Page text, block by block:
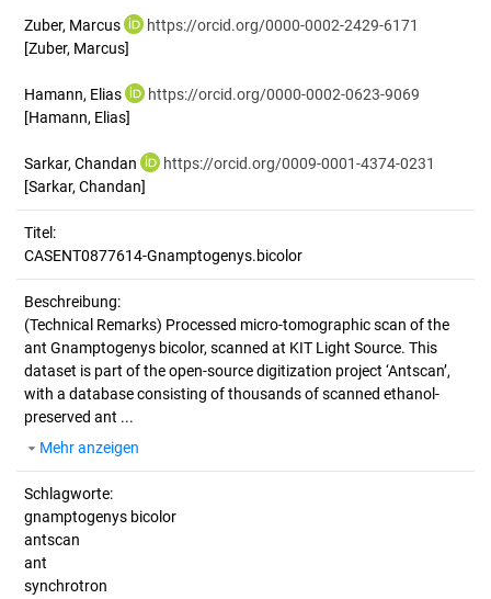
Zuber, Marcus
https://orcid.org/0000-0002-2429-6171
[Zuber, Marcus]
Hamann, Elias
https://orcid.org/0000-0002-0623-9069
[Hamann, Elias]
Sarkar, Chandan
https://orcid.org/0009-0001-4374-0231
[Sarkar, Chandan]
Titel:
CASENT0877614-Gnamptogenys.bicolor
Beschreibung:
(Technical Remarks) Processed micro-tomographic scan of the
ant Gnamptogenys bicolor, scanned at KIT Light Source. This
dataset is part of the open-source digitization project ‘Antscan’,
with a database consisting of thousands of scanned ethanol-
preserved ant ...
Mehr anzeigen
Schlagworte:
gnamptogenys bicolor
antscan
ant
synchrotron